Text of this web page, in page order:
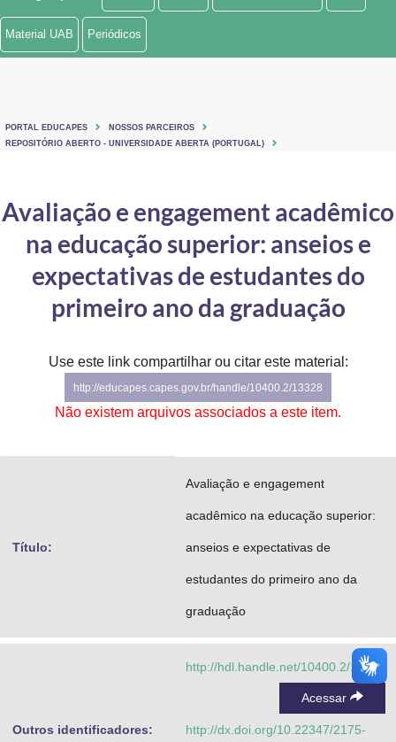
Ministério de Minas e Energia
Ministério do Turismo
Controladoria-Geral da União
Ministério da Mulher, da Família e dos Direitos Humanos
Gabinete de Segurança Institucional
Advocacia-Geral da União
Material UAB Periódicos
PORTAL EDUCAPES
NOSSOS PARCEIROS
REPOSITÓRIO ABERTO - UNIVERSIDADE ABERTA (PORTUGAL)
Avaliação e engagement acadêmico
na educação superior: anseios e
expectativas de estudantes do
primeiro ano da graduação
Use este link compartilhar ou citar este material:
http://educapes.capes.gov.br/handle/10400.2/13328
Não existem arquivos associados a este item.
Título:
Avaliação e engagement
acadêmico na educação superior:
anseios e expectativas de
estudantes do primeiro ano da
graduação
Outros identificadores:
http://hdl.handle.net/10400.2/13328
Acessar
http://dx.doi.org/10.22347/2175-